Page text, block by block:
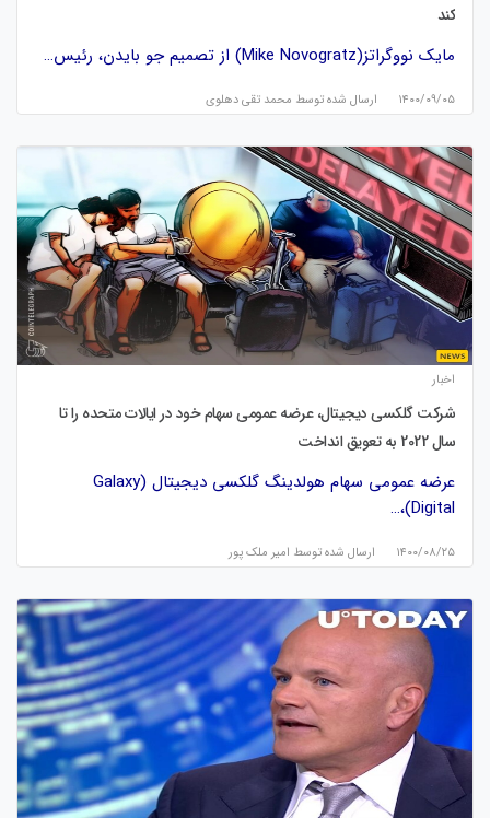
کند
مایک نووگراتز(Mike Novogratz) از تصمیم جو بایدن، رئیس…
۱۴۰۰/۰۹/۰۵ ارسال شده توسط محمد تقی دهلوی
اخبار
شرکت گلکسی دیجیتال، عرضه عمومی سهام خود در ایالات متحده را تا
سال 2022 به تعویق انداخت
عرضه عمومی سهام هولدینگ گلکسی دیجیتال (Galaxy
Digital)،…
۱۴۰۰/۰۸/۲۵ ارسال شده توسط امیر ملک پور